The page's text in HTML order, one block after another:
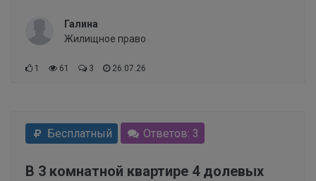
Галина
Жилищное право
1 61 3 26.07.26
Бесплатный Ответов: 3
В 3 комнатной квартире 4 долевых